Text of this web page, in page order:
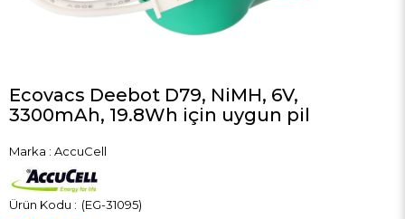
Ecovacs Deebot D79, NiMH, 6V,
3300mAh, 19.8Wh için uygun pil
Marka : AccuCell
(EG-31095)